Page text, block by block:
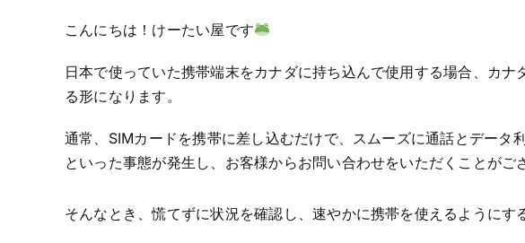
こんにちは！けーたい屋です
日本で使っていた携帯端末をカナダに持ち込んで使用する場合、カ
る形になります。
通常、SIMカードを携帯に差し込むだけで、スムーズに通話とデータ
といった事態が発生し、お客様からお問い合わせをいただくことがご
そんなとき、慌てずに状況を確認し、速やかに携帯を使えるようにす